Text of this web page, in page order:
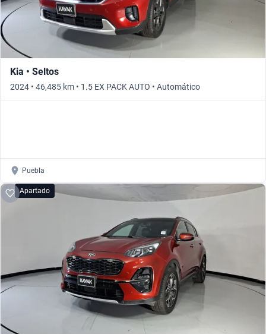
Kia • Seltos
2024 • 46,485 km • 1.5 EX PACK AUTO • Automático
Puebla
Apartado